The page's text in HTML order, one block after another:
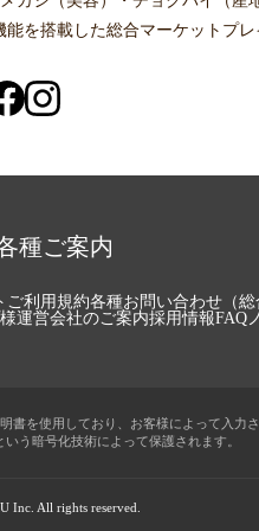
能を搭載した総合マーケットプレ
種ご案内
ご利用規約各種お問い合わせ（総
運営会社のご案内採用情報FAQ
書を使用しており、お客様によって入力
う暗号化技術によって保護されます。
Inc. All rights reserved.